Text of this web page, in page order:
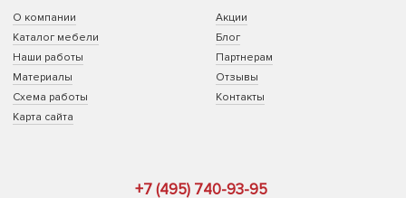
О компании
Каталог мебели
Наши работы
Материалы
Схема работы
Карта сайта
Акции
Блог
Партнерам
Отзывы
Контакты
+7 (495) 740-93-95